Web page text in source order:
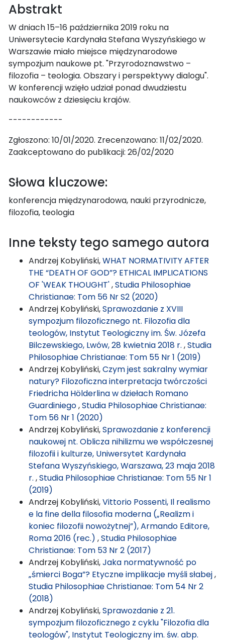
Abstrakt
W dniach 15–16 października 2019 roku na
Uniwersytecie Kardynała Stefana Wyszyńskiego w
Warszawie miało miejsce międzynarodowe
sympozjum naukowe pt. "Przyrodoznawstwo –
filozofia – teologia. Obszary i perspektywy dialogu".
W konferencji wzięło udział ponad dwudziestu
naukowców z dziesięciu krajów.
------------
Zgłoszono: 10/01/2020. Zrecenzowano: 11/02/2020.
Zaakceptowano do publikacji: 26/02/2020
Słowa kluczowe:
konferencja międzynarodowa, nauki przyrodnicze,
filozofia, teologia
Inne teksty tego samego autora
Andrzej Kobyliński,WHAT NORMATIVITY AFTER
THE “DEATH OF GOD”? ETHICAL IMPLICATIONS
OF 'WEAK THOUGHT',Studia Philosophiae
Christianae: Tom 56 Nr S2 (2020)
Andrzej Kobyliński,Sprawozdanie z XVIII
sympozjum filozoficznego nt. Filozofia dla
teologów, Instytut Teologiczny im. Św. Józefa
Bilczewskiego, Lwów, 28 kwietnia 2018 r. ,Studia
Philosophiae Christianae: Tom 55 Nr 1 (2019)
Andrzej Kobyliński,Czym jest sakralny wymiar
natury? Filozoficzna interpretacja twórczości
Friedricha Hölderlina w dziełach Romano
Guardiniego,Studia Philosophiae Christianae:
Tom 56 Nr 1 (2020)
Andrzej Kobyliński,Sprawozdanie z konferencji
naukowej nt. Oblicza nihilizmu we współczesnej
filozofii i kulturze, Uniwersytet Kardynała
Stefana Wyszyńskiego, Warszawa, 23 maja 2018
r. ,Studia Philosophiae Christianae: Tom 55 Nr 1
(2019)
Andrzej Kobyliński,Vittorio Possenti, Il realismo
e la fine della filosofia moderna („Realizm i
koniec filozofii nowożytnej”), Armando Editore,
Roma 2016 (rec.) ,Studia Philosophiae
Christianae: Tom 53 Nr 2 (2017)
Andrzej Kobyliński,Jaka normatywność po
„śmierci Boga”? Etyczne implikacje myśli słabej,
Studia Philosophiae Christianae: Tom 54 Nr 2
(2018)
Andrzej Kobyliński,Sprawozdanie z 21.
sympozjum filozoficznego z cyklu "Filozofia dla
teologów", Instytut Teologiczny im. św. abp.